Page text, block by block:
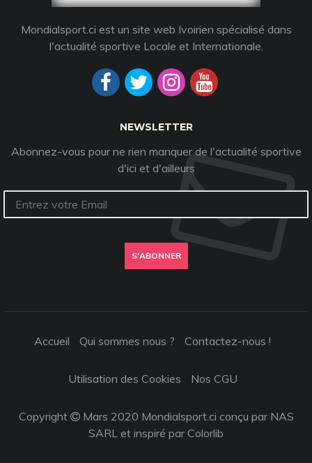
Mondialsport.ci est un site web Ivoirien spécialisé dans
l'actualité sportive Locale et Internationale.
NEWSLETTER
Abonnez-vous pour ne rien manquer de l'actualité sportive
d'ici et d'ailleurs
S'ABONNER
Accueil Qui sommes nous ? Contactez-nous !
Utilisation des Cookies Nos CGU
Copyright
Mars 2020 Mondialsport.ci conçu par NAS
SARL et inspiré parColorlib